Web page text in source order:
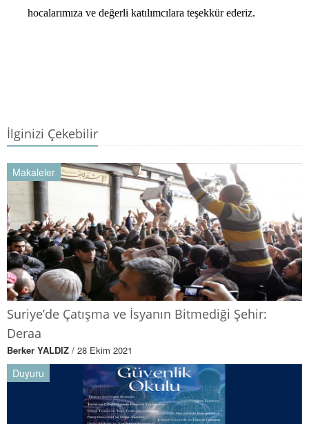
hocalarımıza ve değerli katılımcılara teşekkür ederiz.
İlginizi Çekebilir
Makaleler
Suriye’de Çatışma ve İsyanın Bitmediği Şehir:
Deraa
Berker YALDIZ / 28 Ekim 2021
Duyuru